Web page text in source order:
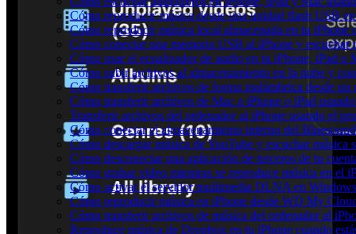
Cómo reproducir música desde una unidad flash USB
Cómo reproducir música local almacenada en tu iPhone
Cómo conectar una memoria USB al iPhone y escuchar
Cómo usar el ecualizador de audio en tu iPhone, iPad o
Cómo subir archivos al almacenamiento en la nube y
Cómo transferir archivos de forma inalámbrica desde
Cómo transferir archivos de Mac a iPhone o iPad
Transferir archivos del ordenador al iPhone usando el
Cómo conectar el almacenamiento interno del
Cómo descargar música de YouTube y escuchar música
Cómo desconectar una aplicación de terceros de tu
Cómo grabar vídeo mientras se reproduce música en el
Cómo activar el servidor multimedia DLNA en
Cómo reproducir música en iPhone desde WD My
Cómo transferir archivos de música del ordenador al
Reproduce música de Dropbox en tu iPhone cuando